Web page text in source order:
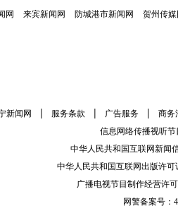
网 来宾新闻网 防城港市新闻网 贺州传媒
新闻网 | 服务条款 | 广告服务 | 商务
信息网络传播视听节
中华人民共和国互联网新闻
中华人民共和国互联网出版许
广播电视节目制作经营许
网警备案号：